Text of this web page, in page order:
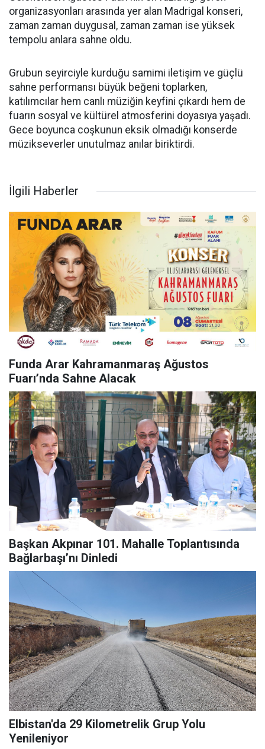
organizasyonları arasında yer alan Madrigal konseri,
zaman zaman duygusal, zaman zaman ise yüksek
tempolu anlara sahne oldu.
Grubun seyirciyle kurduğu samimi iletişim ve güçlü
sahne performansı büyük beğeni toplarken,
katılımcılar hem canlı müziğin keyfini çıkardı hem de
fuarın sosyal ve kültürel atmosferini doyasıya yaşadı.
Gece boyunca coşkunun eksik olmadığı konserde
müzikseverler unutulmaz anılar biriktirdi.
İlgili Haberler
Funda Arar Kahramanmaraş Ağustos
Fuarı’nda Sahne Alacak
Başkan Akpınar 101. Mahalle Toplantısında
Bağlarbaşı’nı Dinledi
Elbistan'da 29 Kilometrelik Grup Yolu
Yenileniyor